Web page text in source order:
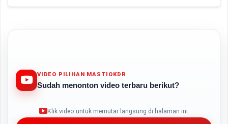
VIDEO PILIHAN MASTIOKDR
Sudah menonton video terbaru berikut?
Klik video untuk memutar langsung di halaman ini.